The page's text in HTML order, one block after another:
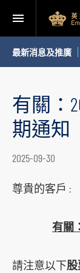
最新消息及推廣
有關：
期通知
2025-09-30
尊貴的客戶 :
有關
請注意以下